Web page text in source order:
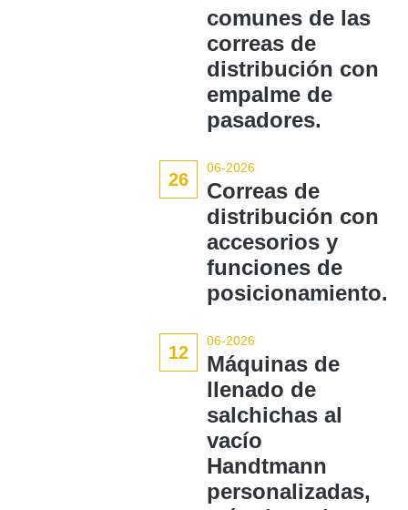
comunes de las
correas de
distribución con
empalme de
pasadores.
26
06-2026
Correas de
distribución con
accesorios y
funciones de
posicionamiento.
12
06-2026
Máquinas de
llenado de
salchichas al
vacío
Handtmann
personalizadas,